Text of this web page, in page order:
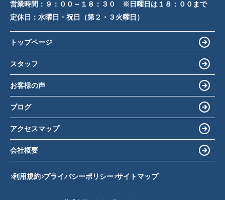
営業時間： ９：００～１８：３０ ※日曜日は１８：００まで
定休日： 水曜日・祝日（第２・３火曜日）
トップページ
スタッフ
お客様の声
ブログ
アクセスマップ
会社概要
利用規約 プライバシーポリシー サイトマップ